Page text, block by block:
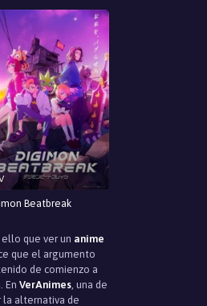
Beatbreak
ello que ver un anime
que el argumento
de comienzo a
En VerAnimes, una de
la alternativa de